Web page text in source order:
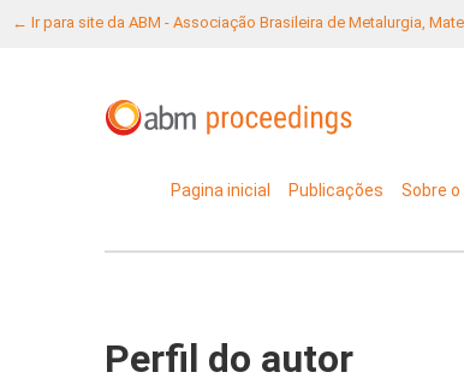
← Ir para site da ABM - Associação Brasileira de Metalurgia,
Pagina inicial Publicações Sobre
Perfil do autor